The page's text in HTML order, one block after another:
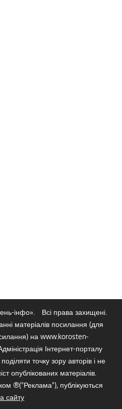
інфо».
Всі права захищені.
матеріалів посилання (для
на www.korosten-
Інтернет-порталу
точку зору авторів і не
опублікованих матеріалів.
®("Реклама"), публікуються
сайту